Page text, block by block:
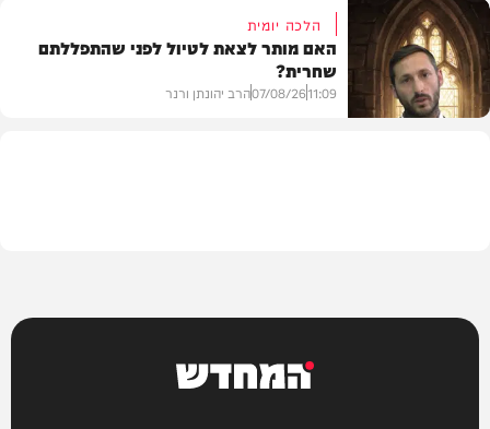
בית המדרש
הלכה יומית
האם מותר לצאת לטיול לפני שהתפללתם
שחרית?
11:09
07/08/26הרב יהונתן ורנר
המחדש